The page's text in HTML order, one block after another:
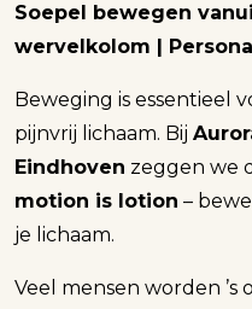
Soepel bewegen
wervelkolom |
Beweging is essentieel
pijnvrij lichaam. Bij
Eindhoven zeggen we
motion is lotion –
je lichaam.
Veel mensen worden